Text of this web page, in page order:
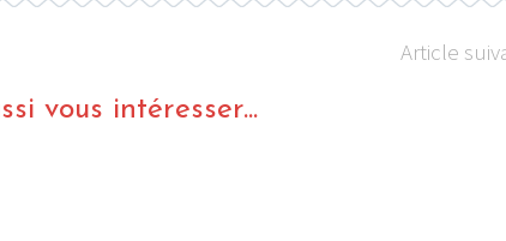
Article
vous intéresser...